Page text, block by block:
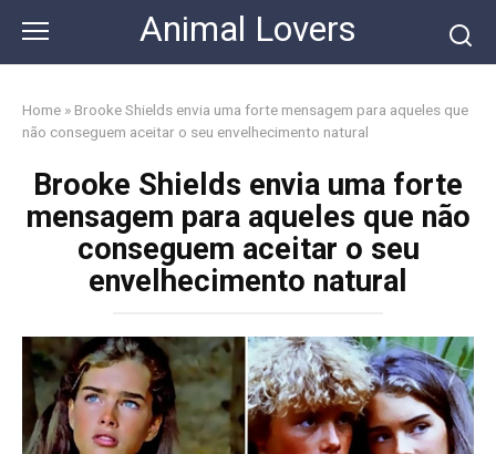
content
Animal Lovers
Home » Brooke Shields envia uma forte mensagem para aqueles que
não conseguem aceitar o seu envelhecimento natural
Brooke Shields envia uma forte
mensagem para aqueles que não
conseguem aceitar o seu
envelhecimento natural